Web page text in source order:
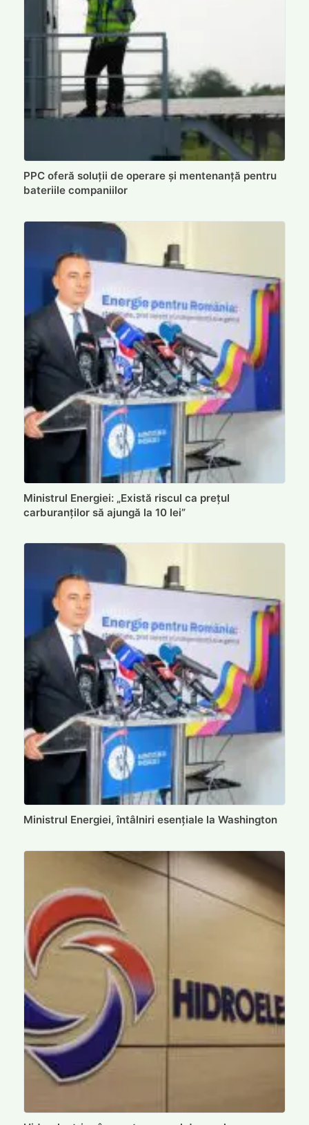
PPC oferă soluții de operare și mentenanță pentru
bateriile companiilor
Ministrul Energiei: „Există riscul ca prețul
carburanților să ajungă la 10 lei”
Ministrul Energiei, întâlniri esențiale la Washington